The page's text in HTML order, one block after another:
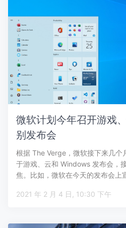
微软计划今年召开游戏
别发布会
根据 The Verge，微软接下来几个
于游戏、云和 Windows 发布会，
焦。比如，微软在今天的发布会上
2021 年 2 月 4 日, 10:30 下午